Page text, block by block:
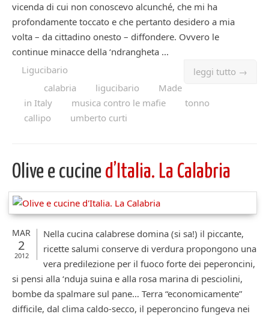
vicenda di cui non conoscevo alcunché, che mi ha
profondamente toccato e che pertanto desidero a mia
volta – da cittadino onesto – diffondere. Ovvero le
continue minacce della ‘ndrangheta ...
leggi tutto →
Ligucibario
calabria
ligucibario
Made
in Italy
musica contro le mafie
tonno
callipo
umberto curti
Olive e cucine d’Italia. La Calabria
MAR
2
2012
Nella cucina calabrese domina (si sa!) il piccante,
ricette salumi conserve di verdura propongono una
vera predilezione per il fuoco forte dei peperoncini,
si pensi alla ‘nduja suina e alla rosa marina di pesciolini,
bombe da spalmare sul pane… Terra “economicamente”
difficile, dal clima caldo-secco, il peperoncino fungeva nei